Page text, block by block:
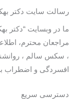
رسالت سایت دکتر
ما در وبسایت “دکتر
مراجعان محترم،
، سکس سالم ،
افسردگی و اضطراب
دسترسی سریع